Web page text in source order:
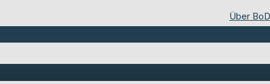
Über BoD